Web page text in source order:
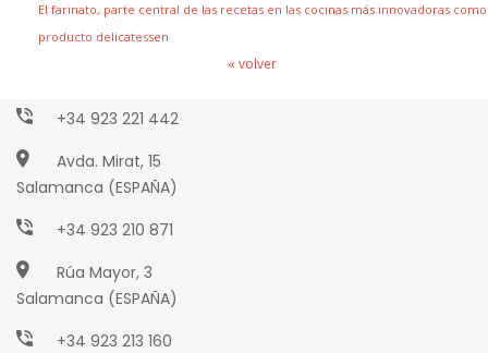
El farinato, parte central de las recetas en las cocinas más innovadoras como
producto delicatessen
« volver
+34 923 221 442
Avda. Mirat, 15
Salamanca (ESPAÑA)
+34 923 210 871
Rúa Mayor, 3
Salamanca (ESPAÑA)
+34 923 213 160